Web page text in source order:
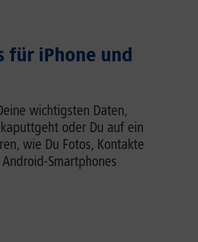
für iPhone und
wichtigsten Daten,
oder Du auf ein
wie Du Fotos, Kontakte
Smartphones